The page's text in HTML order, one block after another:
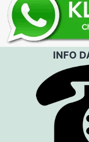
INFO